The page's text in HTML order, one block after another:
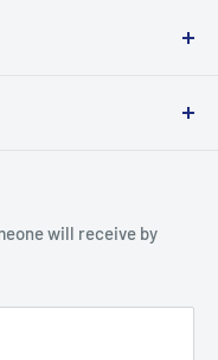
settings.
will receive by